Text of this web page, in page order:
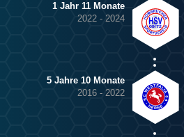
1 Jahr 11 Monate
2022 - 2024
5 Jahre 10 Monate
2016 - 2022